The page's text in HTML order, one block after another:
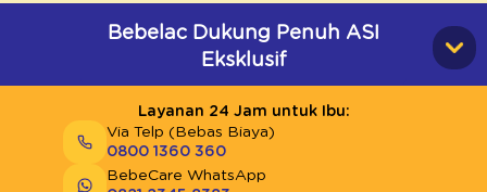
Bebelac Dukung Penuh ASI
Eksklusif
Layanan 24 Jam untuk Ibu:
Via Telp (Bebas Biaya)
0800 1360 360
BebeCare WhatsApp